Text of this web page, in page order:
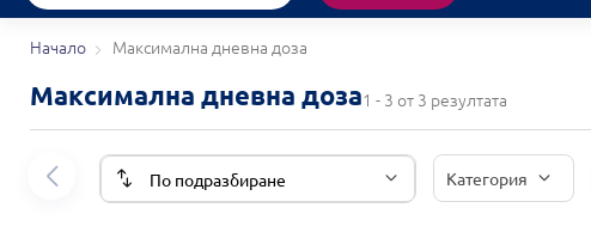
Начало Максимална дневна доза
Максимална дневна доза1 - 3 от 3 резултата
Категория